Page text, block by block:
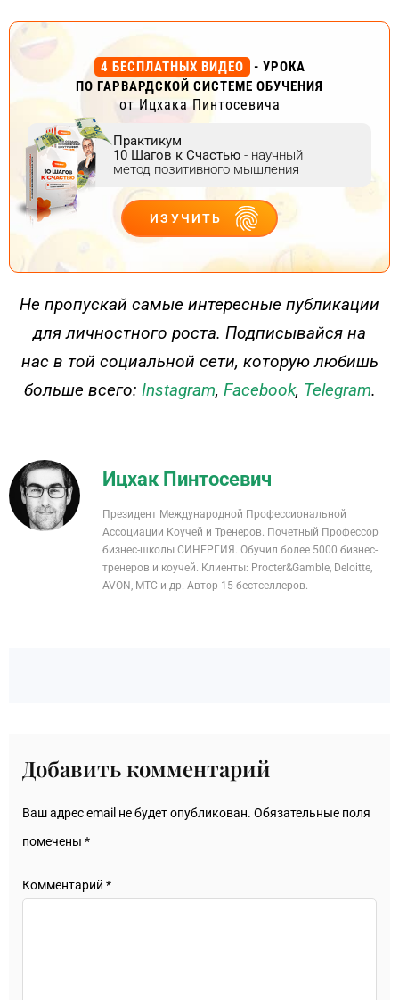
4 БЕСПЛАТНЫХ ВИДЕО
- УРОКА
ПО ГАРВАРДСКОЙ СИСТЕМЕ ОБУЧЕНИЯ
от Ицхака Пинтосевича
Практикум
10 Шагов к Счастью - научный
метод позитивного мышления
ИЗУЧИТЬ
ДЕЙСТВУЙ
Не пропускай самые интересные публикации
для личностного роста. Подписывайся на
нас в той социальной сети, которую любишь
больше всего: Instagram, Facebook, Telegram.
Ицхак Пинтосевич
Президент Международной Профессиональной
Ассоциации Коучей и Тренеров. Почетный Профессор
бизнес-школы СИНЕРГИЯ. Обучил более 5000 бизнес-
тренеров и коучей. Клиенты: Procter&Gamble, Deloitte,
AVON, MTC и др. Автор 15 бестселлеров.
Добавить комментарий
Ваш адрес email не будет опубликован. Обязательные поля
помечены *
Комментарий *